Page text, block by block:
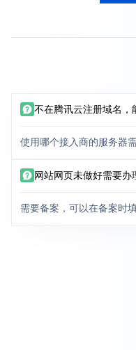
不在腾讯云注册域名，
使用哪个接入商的服务器
网站网页未做好需要办
需要备案，可以在备案时